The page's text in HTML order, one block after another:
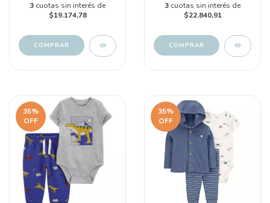
3 cuotas sin interés de
$19.174,78
COMPRAR
3 cuotas sin interés de
$22.840,91
COMPRAR
35%
OFF
35%
OFF